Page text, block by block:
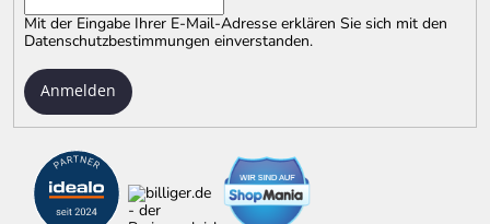
Mit der Eingabe Ihrer E-Mail-Adresse erklären Sie sich mit den
Datenschutzbestimmungen einverstanden.
Anmelden